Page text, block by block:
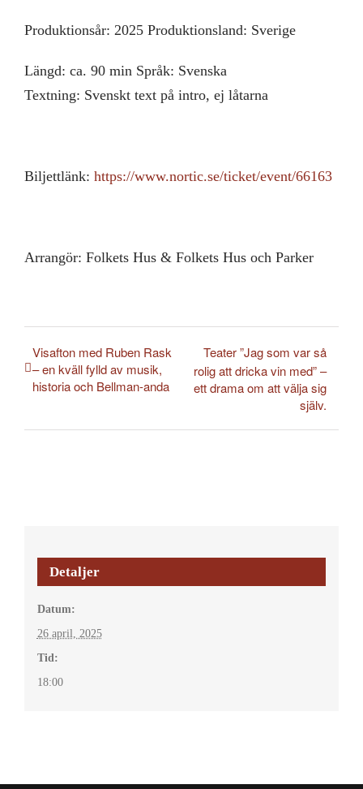
Produktionsår: 2025 Produktionsland: Sverige
Längd: ca. 90 min Språk: Svenska
Textning: Svenskt text på intro, ej låtarna
Biljettlänk: https://www.nortic.se/ticket/event/66163
Arrangör: Folkets Hus & Folkets Hus och Parker
Visafton med Ruben Rask
– en kväll fylld av musik,
historia och Bellman-anda
Teater ”Jag som var så
rolig att dricka vin med” –
ett drama om att välja sig
själv.
Detaljer
Datum:
26 april, 2025
Tid:
18:00